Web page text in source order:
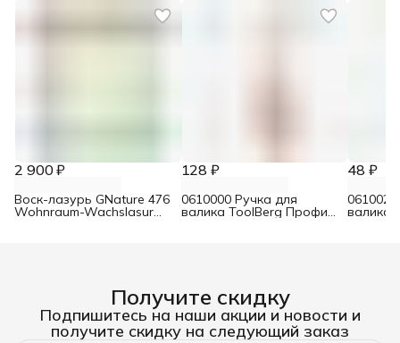
2 900 ₽
Воск-лазурь GNature 476
Wohnraum-Wachslasur
128 ₽
0610000 Ручка для
валика ToolBerg Профи
48 ₽
валика
Получите скидку
Подпишитесь на наши акции и новости и
получите скидку на следующий заказ